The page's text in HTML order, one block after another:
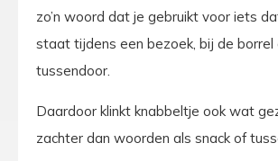
zo’n woord dat je gebruikt voor iets
staat tijdens een bezoek, bij de borrel
tussendoor.
Daardoor klinkt knabbeltje ook wat
zachter dan woorden als snack of